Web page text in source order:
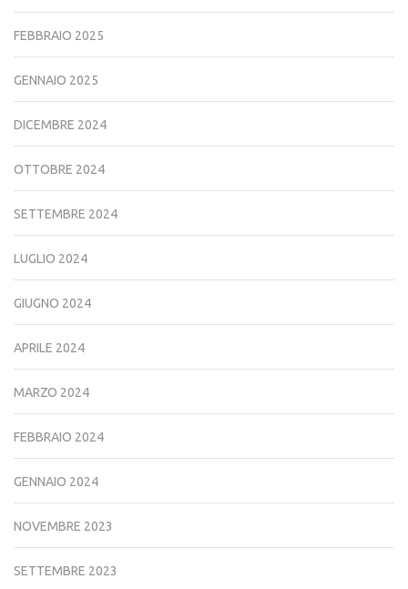
FEBBRAIO 2025
GENNAIO 2025
DICEMBRE 2024
OTTOBRE 2024
SETTEMBRE 2024
LUGLIO 2024
GIUGNO 2024
APRILE 2024
MARZO 2024
FEBBRAIO 2024
GENNAIO 2024
NOVEMBRE 2023
SETTEMBRE 2023